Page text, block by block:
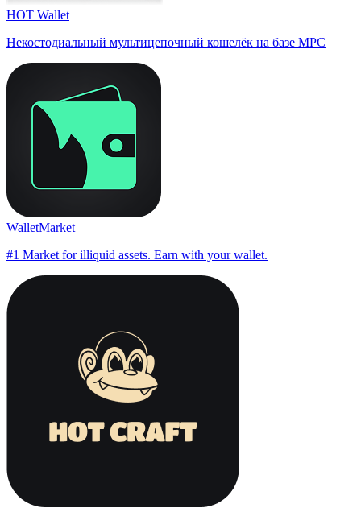
HOT Wallet
Некостодиальный мультицепочный кошелёк на базе MPC
WalletMarket
#1 Market for illiquid assets. Earn with your wallet.